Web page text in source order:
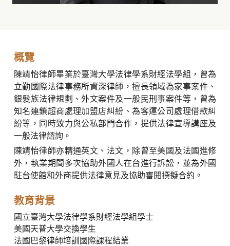
概覽
陳靖怡律師畢業於臺灣大學法律學系財經法學組，曾為
立勤國際法律事務所資深律師，擅長領域為家事案件、
銀髮族法律規劃、外文案件及一般民刑事案件等，曾為
知名連鎖超商處理加盟店糾紛、為客運公司處理借款糾
紛等，同時致力與公私部門合作，提供法律宣導講座及
一般法律諮詢。
陳靖怡律師亦精通英文、法文，除曾至美國及法國進修
外，執業期間多次協助外國人在台進行訴訟，並為外國
駐台使館和外商提供法律意見及協助審閱撰擬合約。
教育背景
國立臺灣大學法律學系財經法學組學士
美國天普大學交換學生
法國巴黎律師培訓國際課程結業